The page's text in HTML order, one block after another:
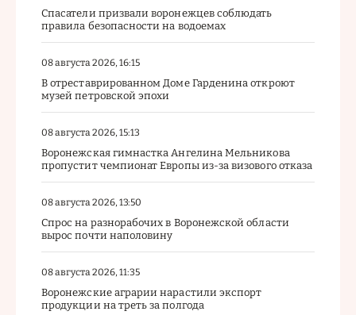
Спасатели призвали воронежцев соблюдать
правила безопасности на водоемах
08 августа 2026, 16:15
В отреставрированном Доме Гарденина откроют
музей петровской эпохи
08 августа 2026, 15:13
Воронежская гимнастка Ангелина Мельникова
пропустит чемпионат Европы из-за визового отказа
08 августа 2026, 13:50
Спрос на разнорабочих в Воронежской области
вырос почти наполовину
08 августа 2026, 11:35
Воронежские аграрии нарастили экспорт
продукции на треть за полгода